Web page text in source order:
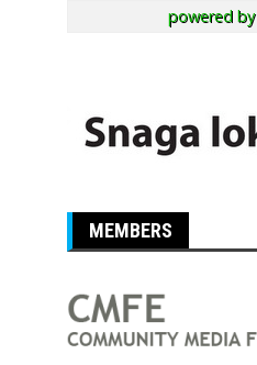
powered by
MEMBERS